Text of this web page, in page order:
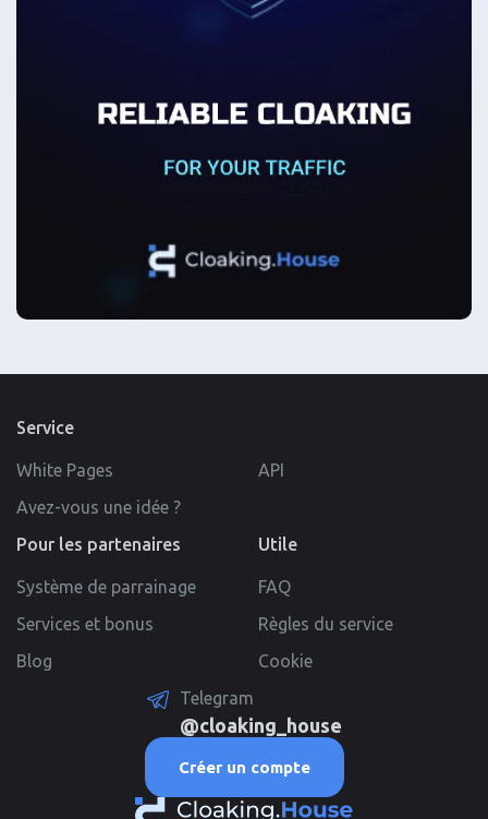
Service
White Pages
API
Avez-vous une idée ?
Pour les partenaires
Système de parrainage
Services et bonus
Blog
Utile
FAQ
Règles du service
Cookie
Telegram
@cloaking_house
Créer un compte